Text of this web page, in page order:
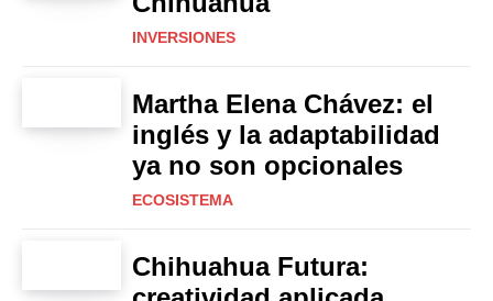
INVERSIONES
Martha Elena Chávez: el
inglés y la adaptabilidad
ya no son opcionales
ECOSISTEMA
Chihuahua Futura: